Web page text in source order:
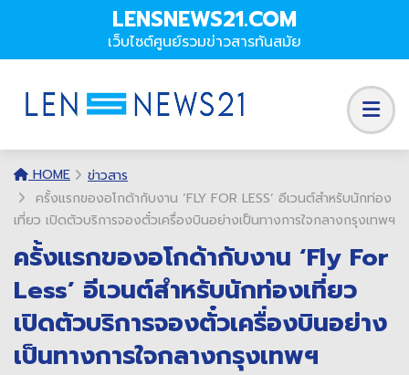
LENSNEWS21.COM
เว็บไซต์ศูนย์รวมข่าวสารทันสมัย
HOME
ข่าวสาร
ครั้งแรกของอโกด้ากับงาน ‘FLY FOR LESS’ อีเวนต์สำหรับนักท่อง
เที่ยว เปิดตัวบริการจองตั๋วเครื่องบินอย่างเป็นทางการใจกลางกรุงเทพฯ
ครั้งแรกของอโกด้ากับงาน ‘Fly For
Less’ อีเวนต์สำหรับนักท่องเที่ยว
เปิดตัวบริการจองตั๋วเครื่องบินอย่าง
เป็นทางการใจกลางกรุงเทพฯ